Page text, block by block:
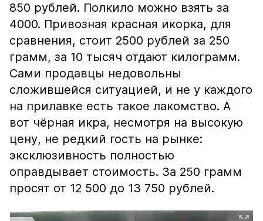
850 рублей. Полкило можно взять за
4000. Привозная красная икорка, для
сравнения, стоит 2500 рублей за 250
грамм, за 10 тысяч отдают килограмм.
Сами продавцы недовольны
сложившейся ситуацией, и не у каждого
на прилавке есть такое лакомство. А
вот чёрная икра, несмотря на высокую
цену, не редкий гость на рынке:
эксклюзивность полностью
оправдывает стоимость. За 250 грамм
просят от 12 500 до 13 750 рублей.